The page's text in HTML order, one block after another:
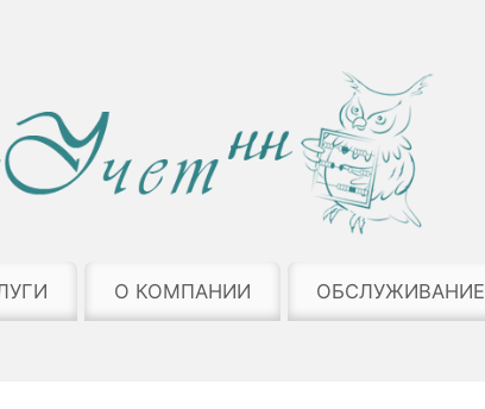
О КОМПАНИИ ОБСЛУЖИВАНИЕ